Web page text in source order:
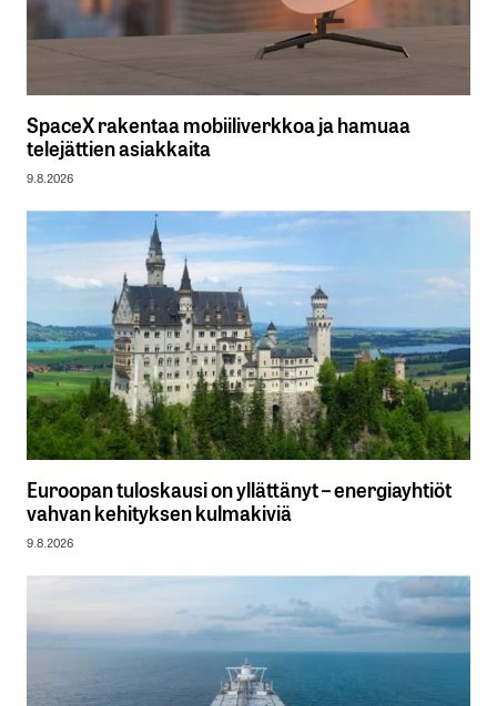
SpaceX rakentaa mobiiliverkkoa ja hamuaa
telejättien asiakkaita
9.8.2026
Euroopan tuloskausi on yllättänyt – energiayhtiöt
vahvan kehityksen kulmakiviä
9.8.2026